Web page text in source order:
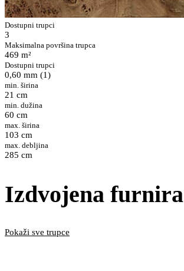
Dostupni trupci
3
Maksimalna površina trupca
469 m²
Dostupni trupci
0,60 mm (1)
min. širina
21 cm
min. dužina
60 cm
max. širina
103 cm
max. debljina
285 cm
Izdvojena furnira
Pokaži sve trupce